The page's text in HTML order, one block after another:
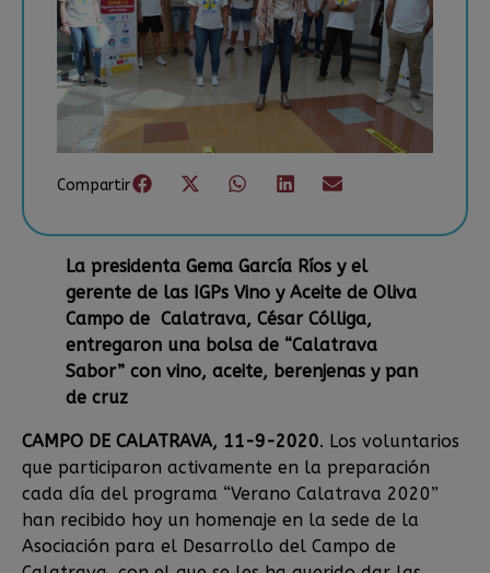
Compartir
La presidenta Gema García Ríos y el
gerente de las IGPs Vino y Aceite de Oliva
Campo de Calatrava, César Cólliga,
entregaron una bolsa de “Calatrava
Sabor” con vino, aceite, berenjenas y pan
de cruz
CAMPO DE CALATRAVA, 11-9-2020. Los voluntarios
que participaron activamente en la preparación
cada día del programa “Verano Calatrava 2020”
han recibido hoy un homenaje en la sede de la
Asociación para el Desarrollo del Campo de